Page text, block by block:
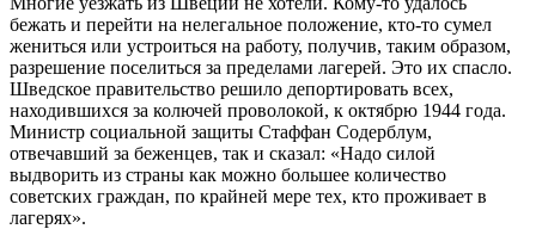
бежать и перейти на нелегальное положение, кто-то сумел
жениться или устроиться на работу, получив, таким образом,
разрешение поселиться за пределами лагерей. Это их спасло.
Шведское правительство решило депортировать всех,
находившихся за колючей проволокой, к октябрю 1944 года.
Министр социальной защиты Стаффан Содерблум,
отвечавший за беженцев, так и сказал: «Надо силой
выдворить из страны как можно большее количество
советских граждан, по крайней мере тех, кто проживает в
лагерях».